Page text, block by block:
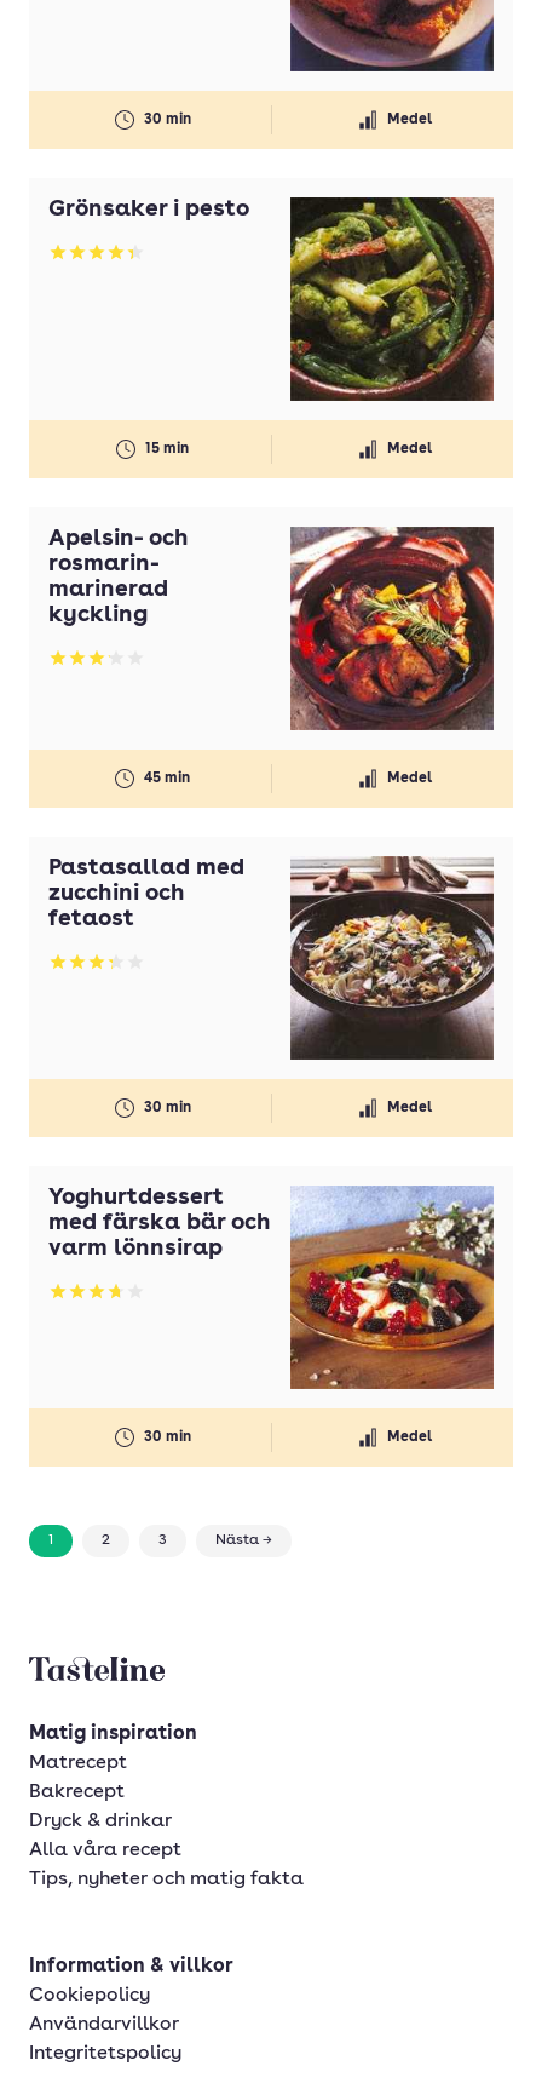
30 min Medel
Grönsaker i pesto
Betyg: 4.33 av 5
15 min Medel
Apelsin- och
rosmarin-
marinerad
kyckling
Betyg: 3.14 av 5
45 min Medel
Pastasallad med
zucchini och
fetaost
Betyg: 3.25 av 5
30 min Medel
Yoghurtdessert
med färska bär och
varm lönnsirap
Betyg: 3.75 av 5
30 min Medel
1 2 3 Nästa →
Tasteline startsida
Matig inspiration
Matrecept
Bakrecept
Dryck & drinkar
Alla våra recept
Tips, nyheter och matig fakta
Information & villkor
Cookiepolicy
Användarvillkor
Integritetspolicy